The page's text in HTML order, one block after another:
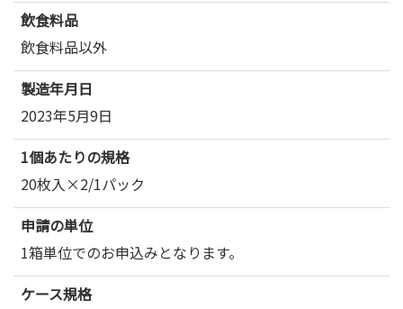
飲食料品
飲食料品以外
製造年月日
2023年5月9日
1個あたりの規格
20枚入×2/1パック
申請の単位
1箱単位でのお申込みとなります。
ケース規格